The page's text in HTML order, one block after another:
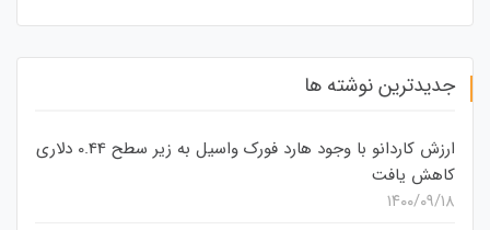
جدیدترین نوشته ها
ارزش کاردانو با وجود هارد فورک واسیل به زیر سطح 0.44 دلاری
کاهش یافت
۱۴۰۰/۰۹/۱۸